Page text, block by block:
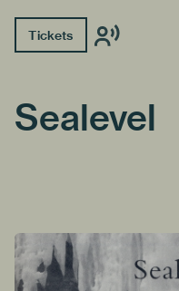
Tickets
Sealevel